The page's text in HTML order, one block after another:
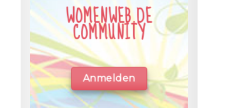
WOMENWEB.DE
COMMUNITY
Anmelden